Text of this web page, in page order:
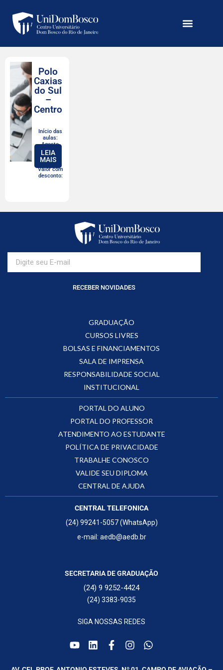
Polo
Caxias
do Sul
–
Centro
Início das
aulas:
Agosto,
2026
Valor com
desconto:
LEIA
MAIS
RECEBER NOVIDADES
GRADUAÇÃO
CURSOS LIVRES
BOLSAS E FINANCIAMENTOS
SALA DE IMPRENSA
RESPONSABILIDADE SOCIAL
INSTITUCIONAL
PORTAL DO ALUNO
PORTAL DO PROFESSOR
ATENDIMENTO AO ESTUDANTE
POLÍTICA DE PRIVACIDADE
TRABALHE CONOSCO
VALIDE SEU DIPLOMA
CENTRAL DE AJUDA
CENTRAL TELEFONICA
(24) 99241-5057 (WhatsApp)
e-mail: aedb@aedb.br
SECRETARIA DE GRADUAÇÃO
(24) 9 9252-4424
(24) 3383-9035
SIGA NOSSAS REDES